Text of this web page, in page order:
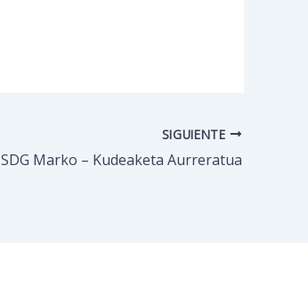
SIGUIENTE
SDG Marko – Kudeaketa Aurreratua